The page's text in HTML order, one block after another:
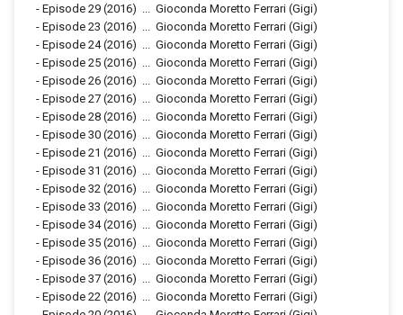
- Episode 29 (2016)
Gioconda Moretto Ferrari (Gigi)
- Episode 23 (2016)
Gioconda Moretto Ferrari (Gigi)
- Episode 24(2016)
Gioconda Moretto Ferrari (Gigi)
- Episode 25 (2016)
Gioconda Moretto Ferrari (Gigi)
- Episode 26 (2016)
Gioconda Moretto Ferrari (Gigi)
- Episode 27 (2016)
Gioconda Moretto Ferrari (Gigi)
- Episode 28 (2016)
Gioconda Moretto Ferrari (Gigi)
- Episode 30 (2016)
Gioconda Moretto Ferrari (Gigi)
- Episode 21 (2016)
Gioconda Moretto Ferrari (Gigi)
- Episode 31 (2016)
Gioconda Moretto Ferrari (Gigi)
- Episode 32 (2016)
Gioconda Moretto Ferrari (Gigi)
- Episode 33 (2016)
Gioconda Moretto Ferrari (Gigi)
- Episode 34(2016)
Gioconda Moretto Ferrari (Gigi)
- Episode 35 (2016)
Gioconda Moretto Ferrari (Gigi)
- Episode 36 (2016)
Gioconda Moretto Ferrari (Gigi)
- Episode 37 (2016)
Gioconda Moretto Ferrari (Gigi)
- Episode 22 (2016)
Gioconda Moretto Ferrari (Gigi)